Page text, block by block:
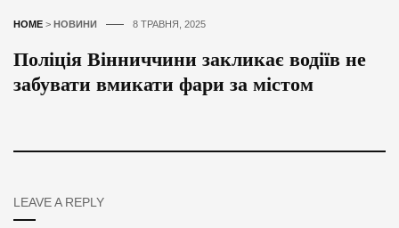
HOME > НОВИНИ 8 ТРАВНЯ, 2025
Поліція Вінниччини закликає водіїв не
забувати вмикати фари за містом
LEAVE A REPLY